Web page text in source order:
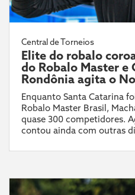
Central de Torneios
Elite do robalo
do Robalo Master e
Rondônia agita o
Enquanto Santa Catarina
Robalo Master Brasil,
quase 300 competidores.
contou ainda com outras